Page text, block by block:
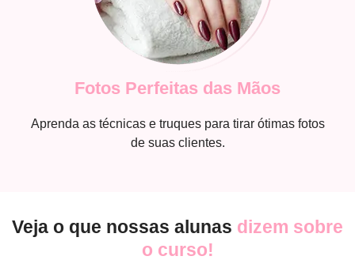
Fotos Perfeitas das Mãos
Aprenda as técnicas e truques para tirar ótimas fotos
de suas clientes.
Veja o que nossas alunas dizem sobre
o curso!